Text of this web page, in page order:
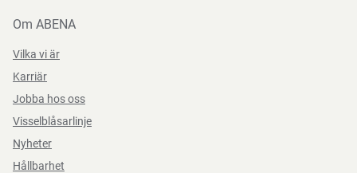
Om ABENA
Vilka vi är
Karriär
Jobba hos oss
Visselblåsarlinje
Nyheter
Hållbarhet